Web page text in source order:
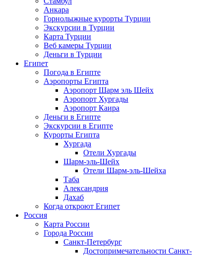
Анкара
Горнолыжные курорты Турции
Экскурсии в Турции
Карта Турции
Веб камеры Турции
Деньги в Турции
Египет
Погода в Египте
Аэропорты Египта
Аэропорт Шарм эль Шейх
Аэропорт Хургады
Аэропорт Каира
Деньги в Египте
Экскурсии в Египте
Курорты Египта
Хургада
Отели Хургады
Шарм-эль-Шейх
Отели Шарм-эль-Шейха
Таба
Александрия
Дахаб
Когда откроют Египет
Россия
Карта России
Города России
Санкт-Петербург
Достопримечательности Санкт-